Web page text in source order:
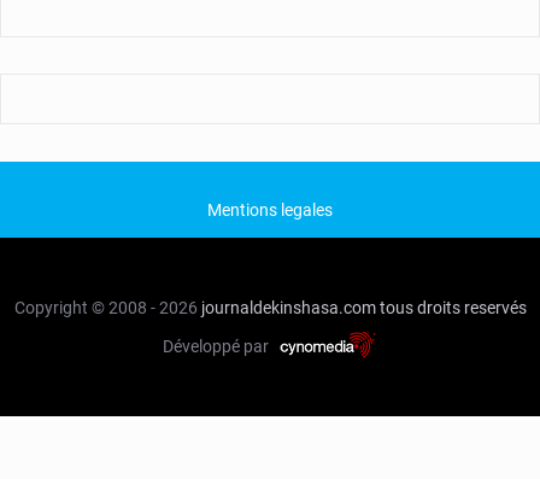
Mentions legales
Copyright © 2008 - 2026 journaldekinshasa.com tous droits reservés
Développé par